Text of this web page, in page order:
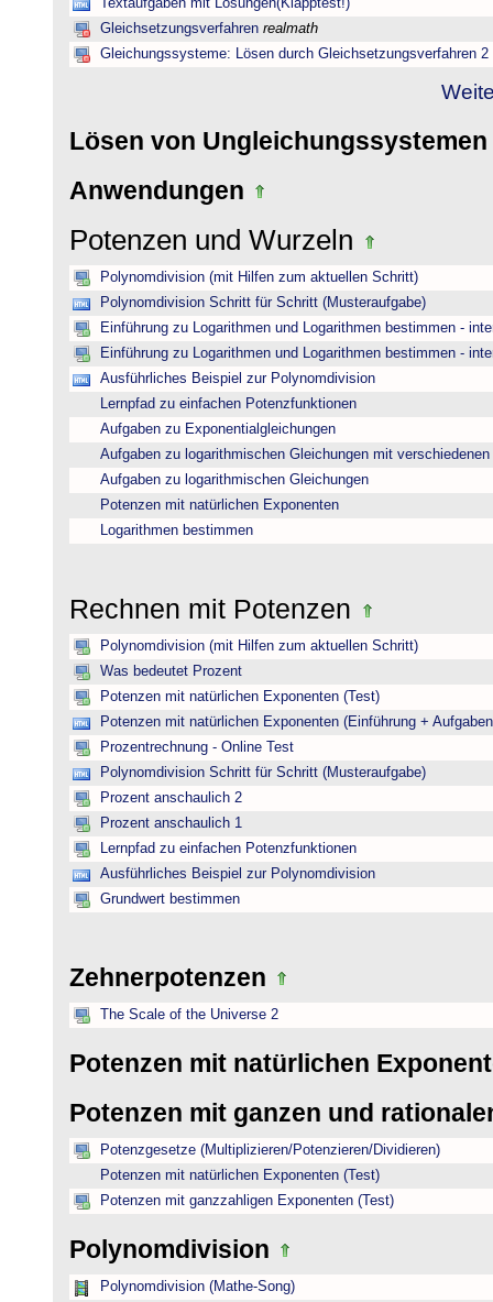
Textaufgaben mit Lösungen(Klapptest!)
Gleichsetzungsverfahren realmath
Gleichungssysteme: Lösen durch Gleichsetzungsverfahren 2
Lösen von Ungleichungssystemen
Anwendungen
Potenzen und Wurzeln
Polynomdivision (mit Hilfen zum aktuellen Schritt)
Polynomdivision Schritt für Schritt (Musteraufgabe)
Einführung zu Logarithmen und Logarithmen bestimmen -
Einführung zu Logarithmen und Logarithmen bestimmen -
Ausführliches Beispiel zur Polynomdivision
Lernpfad zu einfachen Potenzfunktionen
Aufgaben zu Exponentialgleichungen
Aufgaben zu logarithmischen Gleichungen mit verschiedenen
Aufgaben zu logarithmischen Gleichungen
Potenzen mit natürlichen Exponenten
Logarithmen bestimmen
Rechnen mit Potenzen
Polynomdivision (mit Hilfen zum aktuellen Schritt)
Was bedeutet Prozent
Potenzen mit natürlichen Exponenten (Test)
Potenzen mit natürlichen Exponenten (Einführung +
Prozentrechnung - Online Test
Polynomdivision Schritt für Schritt (Musteraufgabe)
Prozent anschaulich 2
Prozent anschaulich 1
Lernpfad zu einfachen Potenzfunktionen
Ausführliches Beispiel zur Polynomdivision
Grundwert bestimmen
Zehnerpotenzen
The Scale of the Universe 2
Potenzen mit natürlichen
Potenzen mit ganzen und
Potenzgesetze (Multiplizieren/Potenzieren/Dividieren)
Potenzen mit natürlichen Exponenten (Test)
Potenzen mit ganzzahligen Exponenten (Test)
Polynomdivision
Polynomdivision (Mathe-Song)